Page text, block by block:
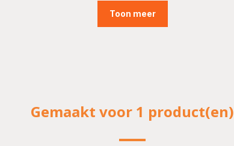
Toon meer
Gemaakt voor 1 product(en)